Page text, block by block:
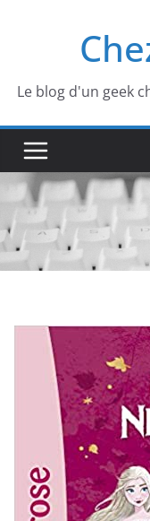
Le blog d'un geek